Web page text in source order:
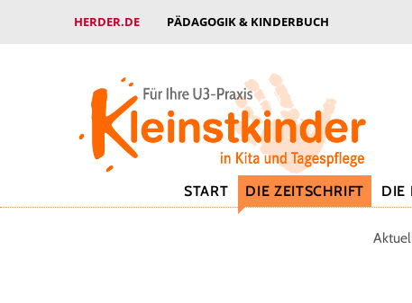
HERDER.DE PÄDAGOGIK & KINDERBUCH
START DIE ZEITSCHRIFT DIE